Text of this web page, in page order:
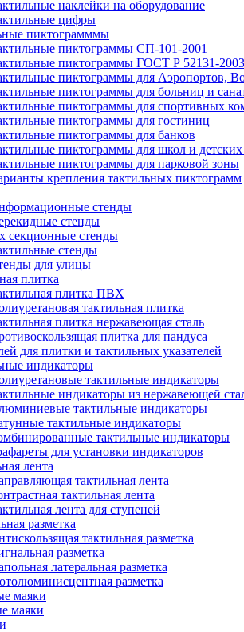
наклейки на оборудование
цифры
пиктограмммы
пиктограммы СП-101-2001
пиктограммы ГОСТ Р 52131-2003
пиктограммы для Аэропортов,
пиктограммы для больниц и
пиктограммы для спортивных
пиктограммы для гостиниц
пиктограммы для банков
пиктограммы для школ и детских
пиктограммы для парковой зоны
крепления тактильных пиктограмм
стенды
стенды
секционные стенды
стенды
для улицы
плитка
плитка ПВХ
тактильная плитка
плитка нержавеющая сталь
плитка для пандуса
для плитки и тактильных указателей
индикаторы
тактильные индикаторы
индикаторы из нержавеющей
тактильные индикаторы
тактильные индикаторы
тактильные индикаторы
для установки индикаторов
лента
тактильная лента
тактильная лента
лента для ступеней
разметка
тактильная разметка
разметка
латеральная разметка
разметка
маяки
маяки